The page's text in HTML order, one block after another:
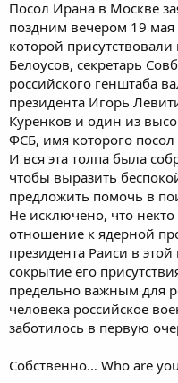
Посол Ирана в Москве
поздним вечером 19 мая
которой
Белоусов, секретарь
российского генштаба
президента Игорь
Куренков и один из
ФСБ, имя которого посол
И вся эта толпа была
чтобы выразить
предложить помочь в
Не исключено, что
отношение к ядерной
президента Раиси в этой
сокрытие его
предельно важным для
человека российское
заботилось в первую
Собственно… Who are